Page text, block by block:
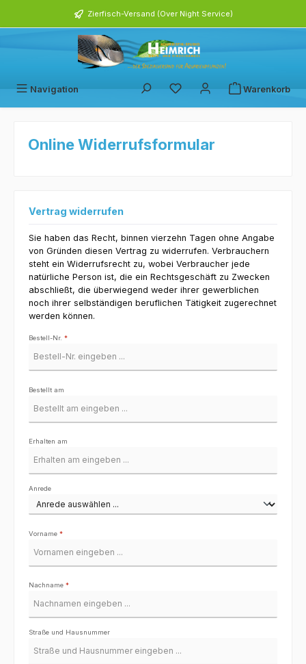
Zierfisch-Versand (Over Night Service)
Navigation Warenkorb
Online Widerrufsformular
Vertrag widerrufen
Sie haben das Recht, binnen vierzehn Tagen ohne Angabe
von Gründen diesen Vertrag zu widerrufen. Verbrauchern
steht ein Widerrufsrecht zu, wobei Verbraucher jede
natürliche Person ist, die ein Rechtsgeschäft zu Zwecken
abschließt, die überwiegend weder ihrer gewerblichen
noch ihrer selbständigen beruflichen Tätigkeit zugerechnet
werden können.
Bestell-Nr. *
Bestellt am
Erhalten am
Anrede
Vorname *
Nachname *
Straße und Hausnummer